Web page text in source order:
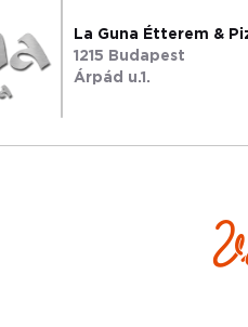
La Guna Étterem &
1215 Budapest
Árpád u.1.